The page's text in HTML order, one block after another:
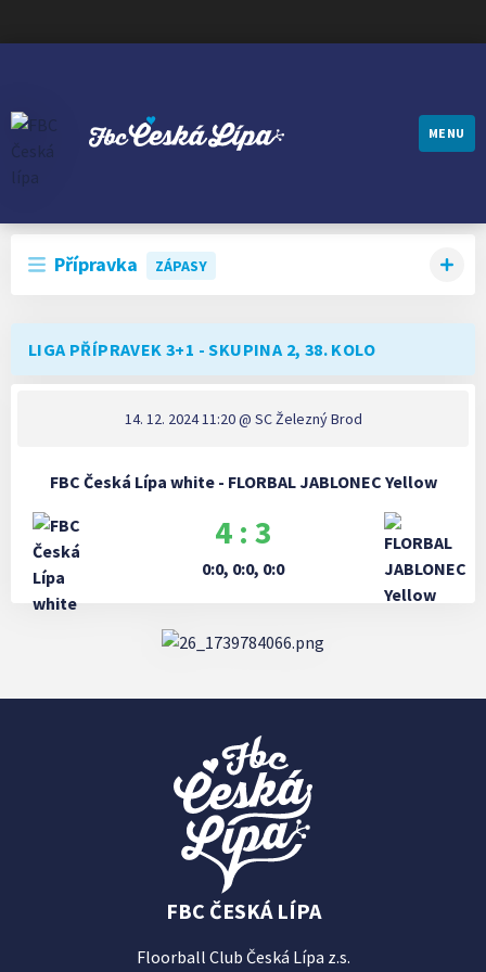
FBC ČESKÁ LÍPA
MENU
Přípravka ZÁPASY
LIGA PŘÍPRAVEK 3+1 - SKUPINA 2, 38. KOLO
14. 12. 2024 11:20@ SC Železný Brod
FBC Česká Lípa white - FLORBAL JABLONEC Yellow
4 : 3
0:0, 0:0, 0:0
FBC ČESKÁ LÍPA
Floorball Club Česká Lípa z.s.